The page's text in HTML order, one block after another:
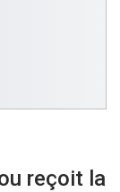
reçoit la